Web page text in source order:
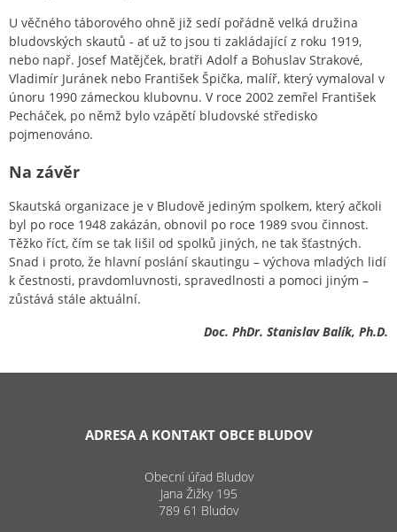
U věčného táborového ohně již sedí pořádně velká družina
bludovských skautů - ať už to jsou ti zakládající z roku 1919,
nebo např. Josef Matějček, bratři Adolf a Bohuslav Strakové,
Vladimír Juránek nebo František Špička, malíř, který vymaloval v
únoru 1990 zámeckou klubovnu. V roce 2002 zemřel František
Pecháček, po němž bylo vzápětí bludovské středisko
pojmenováno.
Na závěr
Skautská organizace je v Bludově jediným spolkem, který ačkoli
byl po roce 1948 zakázán, obnovil po roce 1989 svou činnost.
Těžko říct, čím se tak lišil od spolků jiných, ne tak šťastných.
Snad i proto, že hlavní poslání skautingu – výchova mladých lidí
k čestnosti, pravdomluvnosti, spravedlnosti a pomoci jiným –
zůstává stále aktuální.
Doc. PhDr. Stanislav Balík, Ph.D.
ADRESA A KONTAKT OBCE BLUDOV
Obecní úřad Bludov
Jana Žižky 195
789 61 Bludov